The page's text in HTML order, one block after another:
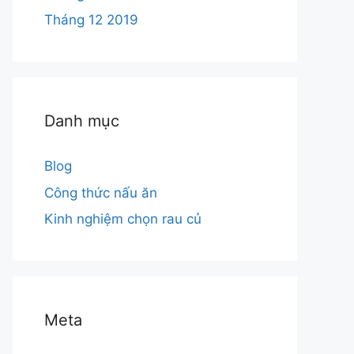
Tháng 12 2019
Danh mục
Blog
Công thức nấu ăn
Kinh nghiệm chọn rau củ
Meta